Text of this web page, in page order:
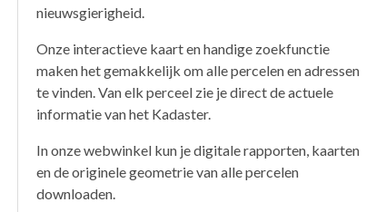
nieuwsgierigheid.
Onze interactieve kaart en handige zoekfunctie
maken het gemakkelijk om alle percelen en adressen
te vinden. Van elk perceel zie je direct de actuele
informatie van het Kadaster.
In onze webwinkel kun je digitale rapporten, kaarten
en de originele geometrie van alle percelen
downloaden.